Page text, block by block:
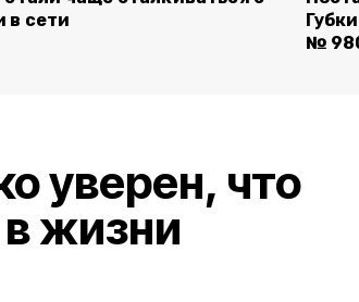
в сети
№
уверен, что
жизни